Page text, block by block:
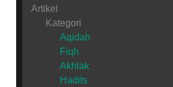
Artikel
Kategori
Aqidah
Fiqh
Akhlak
Hadits